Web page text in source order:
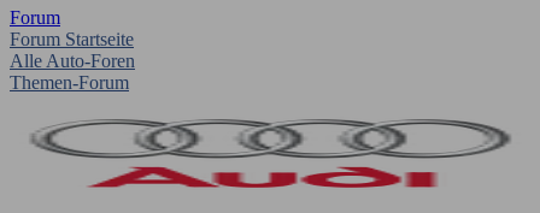
Forum
Forum Startseite
Alle Auto-Foren
Themen-Forum